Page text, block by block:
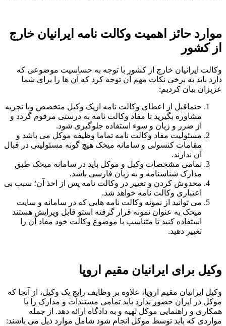
موارد حائز اهمیت وکالت نامه ایرانیان خارج
از کشور
وکالت ایرانیان خارج از کشور با توجه به حساسیت موضوعی که
دارد باید به برخی نکات مهم آن توجه کرد که آن ها را برای شما
عزیزان بیان کردیم:
حتماقبل از اعطای وکالت نامه ازیک وکیل متخصص وبا تجربه
مشاوره بگیرید تا مفاد وکالت نامه به درستی مرقوم گردد و
از ضرر و زیان و سوء استفاده جلوگیری شود.
مسئولیت مفاد وکالت نامه تماما وظیفه موکل می باشد و
مقامات کنسولی و سامانه میخک هیچ گونه مسئولیتی در قبال
آن ندارند.
تمامی مشخصات وکیل و موکل باید در سامانه میخک طبق
مدارک شناسنامه و به زبان فارسی باشد.
مخدوش کردن و تغییر در وکالت نامه پس از اخذ آن؛ سبب بی
اعتباری وکالت نامه خواهد شد.
می توانید از نمونه وکالت نامه هایی که در سامانه و سایت
میخک به عنوان نمونه قرار گرفته استو قابل ویرایش هستند
استفاده کنید تا متناسب با موضوع وکالت خود مفاد آن را
تغییر دهید.
وکیل برای ایرانیان مقیم اروپا
وکیل ایرانیان مقیم اروپا، علاوه بر وظایف رایج یک وکیل، از آنجا که
موکل در ایران حضور ندارد باید تمامی مستندات و مدارک را با
همکاری و راهنمایی موکل تهیه و به دادگاه ارائه دهد. از جمله
مواردی که باید توسط موکل انجام شود شامل موارد ذیل می باشند: